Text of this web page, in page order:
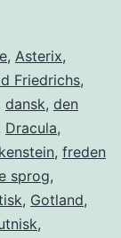
, Asterix,
Friedrichs,
dansk, den
Dracula,
, freden
sprog,
, Gotland,
,